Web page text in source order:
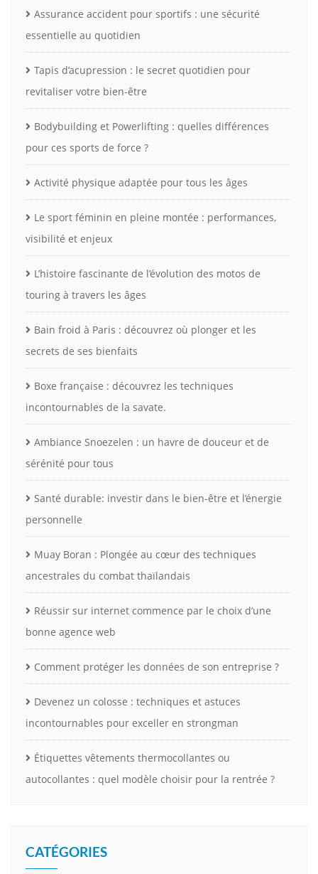
Assurance accident pour sportifs : une sécurité
essentielle au quotidien
Tapis d’acupression : le secret quotidien pour
revitaliser votre bien-être
Bodybuilding et Powerlifting : quelles différences
pour ces sports de force ?
Activité physique adaptée pour tous les âges
Le sport féminin en pleine montée : performances,
visibilité et enjeux
L’histoire fascinante de l’évolution des motos de
touring à travers les âges
Bain froid à Paris : découvrez où plonger et les
secrets de ses bienfaits
Boxe française : découvrez les techniques
incontournables de la savate.
Ambiance Snoezelen : un havre de douceur et de
sérénité pour tous
Santé durable: investir dans le bien-être et l’énergie
personnelle
Muay Boran : Plongée au cœur des techniques
ancestrales du combat thaïlandais
Réussir sur internet commence par le choix d’une
bonne agence web
Comment protéger les données de son entreprise ?
Devenez un colosse : techniques et astuces
incontournables pour exceller en strongman
Étiquettes vêtements thermocollantes ou
autocollantes : quel modèle choisir pour la rentrée ?
CATÉGORIES